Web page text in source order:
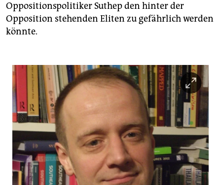
Oppositionspolitiker Suthep den hinter der
Opposition stehenden Eliten zu gefährlich werden
könnte.